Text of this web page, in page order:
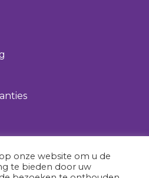
onze website om u de
te bieden door uw